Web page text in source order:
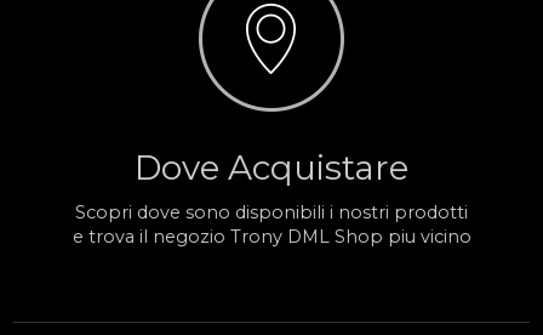
Dove Acquistare
Scopri dove sono disponibili i nostri prodotti
e trova il negozio Trony DML Shop piu vicino